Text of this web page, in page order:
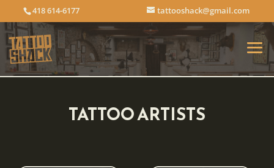
418 614-6177 tattooshack@gmail.com
TATTOO ARTISTS